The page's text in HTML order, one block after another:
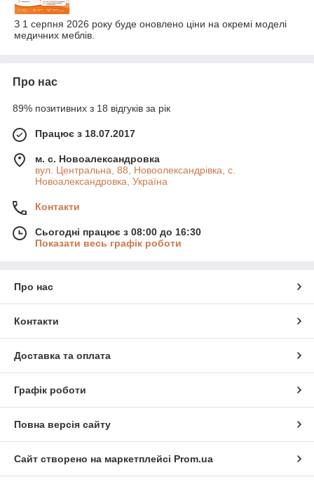
З 1 серпня 2026 року буде оновлено ціни на окремі моделі
медичних меблів.
Про нас
89% позитивних з 18 відгуків за рік
Працює з 18.07.2017
м. с. Новоалександровка
вул. Центральна, 88, Новоолександрівка, с.
Новоалександровка, Україна
Контакти
Сьогодні працює з 08:00 до 16:30
Показати весь графік роботи
Про нас
Контакти
Доставка та оплата
Графік роботи
Повна версія сайту
Сайт створено на маркетплейсі Prom.ua